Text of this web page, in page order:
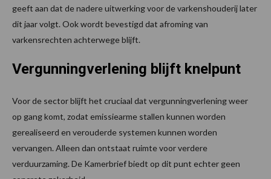
geeft aan dat de nadere uitwerking voor de varkenshouderij later
dit jaar volgt. Ook wordt bevestigd dat afroming van
varkensrechten achterwege blijft.
Vergunningverlening blijft knelpunt
Voor de sector blijft het cruciaal dat vergunningverlening weer
op gang komt, zodat emissiearme stallen kunnen worden
gerealiseerd en verouderde systemen kunnen worden
vervangen. Alleen dan ontstaat ruimte voor verdere
verduurzaming. De Kamerbrief biedt op dit punt echter geen